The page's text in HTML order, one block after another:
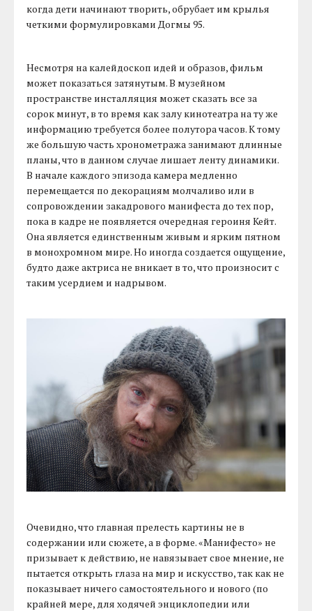
когда дети начинают творить, обрубает им крылья
четкими формулировками Догмы 95.
Несмотря на калейдоскоп идей и образов, фильм
может показаться затянутым. В музейном
пространстве инсталляция может сказать все за
сорок минут, в то время как залу кинотеатра на ту же
информацию требуется более полутора часов. К тому
же большую часть хронометража занимают длинные
планы, что в данном случае лишает ленту динамики.
В начале каждого эпизода камера медленно
перемещается по декорациям молчаливо или в
сопровождении закадрового манифеста до тех пор,
пока в кадре не появляется очередная героиня Кейт.
Она является единственным живым и ярким пятном
в монохромном мире. Но иногда создается ощущение,
будто даже актриса не вникает в то, что произносит с
таким усердием и надрывом.
Очевидно, что главная прелесть картины не в
содержании или сюжете, а в форме. «Манифесто» не
призывает к действию, не навязывает свое мнение, не
пытается открыть глаза на мир и искусство, так как не
показывает ничего самостоятельного и нового (по
крайней мере, для ходячей энциклопедии или